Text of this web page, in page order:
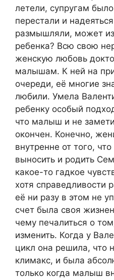
летели, супругам
перестали и
размышляли, может
ребенка? Всю свою
женскую любовь
малышам. К ней на
очереди, её многие
любили. Умела
ребенку особый
что малыш и не
окончен. Конечно,
внутренне от того,
выносить и родить
какое-то гадкое
хотя справедливости
её ни разу в этом не
счет была своя
чему печалиться о
изменить. Когда у
цикл она решила, что
климакс, и была
только когда малыш